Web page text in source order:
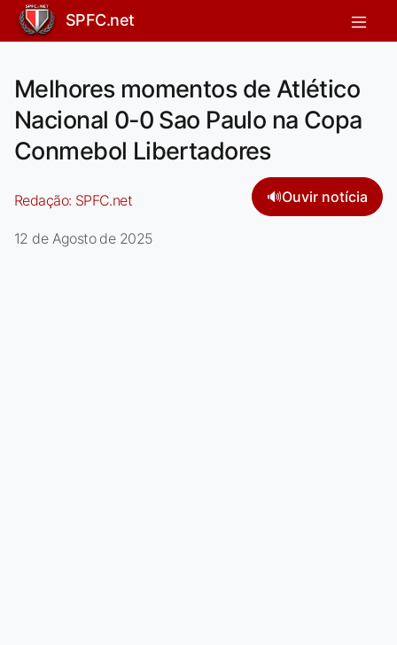
SPFC.net
Melhores momentos de Atlético
Nacional 0-0 Sao Paulo na Copa
Conmebol Libertadores
Redação: SPFC.net 🔊Ouvir notícia
12 de Agosto de 2025